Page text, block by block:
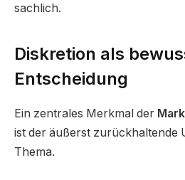
sachlich.
Diskretion als
Entscheidung
Ein zentrales Merkmal der
ist der äußerst zurückhaltende
Thema.